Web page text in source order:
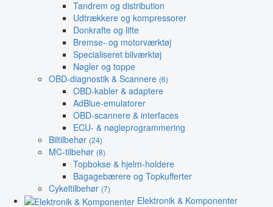
Tandrem og distribution
Udtrækkere og kompressorer
Donkrafte og lifte
Bremse- og motorværktøj
Specialiseret bilværktøj
Nøgler og toppe
OBD-diagnostik & Scannere (6)
OBD-kabler & adaptere
AdBlue-emulatorer
OBD-scannere & interfaces
ECU- & nøgleprogrammering
Biltilbehør (24)
MC-tilbehør (8)
Topbokse & hjelm-holdere
Bagagebærere og Topkufferter
Cykeltilbehør (7)
Elektronik & Komponenter